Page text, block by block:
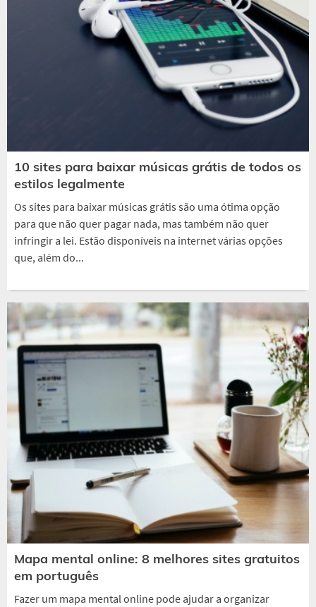
10 sites para baixar músicas grátis de todos os
estilos legalmente
Os sites para baixar músicas grátis são uma ótima opção
para que não quer pagar nada, mas também não quer
infringir a lei. Estão disponíveis na internet várias opções
que, além do...
Mapa mental online: 8 melhores sites gratuitos
em português
Fazer um mapa mental online pode ajudar a organizar